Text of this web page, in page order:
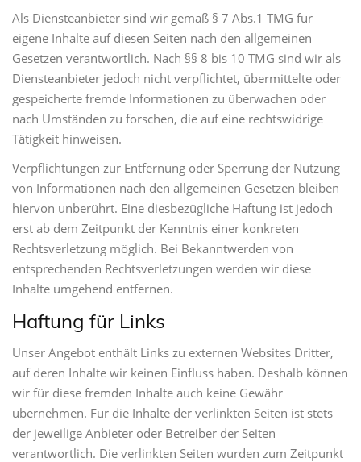
Als Diensteanbieter sind wir gemäß § 7 Abs.1 TMG für
eigene Inhalte auf diesen Seiten nach den allgemeinen
Gesetzen verantwortlich. Nach §§ 8 bis 10 TMG sind wir als
Diensteanbieter jedoch nicht verpflichtet, übermittelte oder
gespeicherte fremde Informationen zu überwachen oder
nach Umständen zu forschen, die auf eine rechtswidrige
Tätigkeit hinweisen.
Verpflichtungen zur Entfernung oder Sperrung der Nutzung
von Informationen nach den allgemeinen Gesetzen bleiben
hiervon unberührt. Eine diesbezügliche Haftung ist jedoch
erst ab dem Zeitpunkt der Kenntnis einer konkreten
Rechtsverletzung möglich. Bei Bekanntwerden von
entsprechenden Rechtsverletzungen werden wir diese
Inhalte umgehend entfernen.
Haftung für Links
Unser Angebot enthält Links zu externen Websites Dritter,
auf deren Inhalte wir keinen Einfluss haben. Deshalb können
wir für diese fremden Inhalte auch keine Gewähr
übernehmen. Für die Inhalte der verlinkten Seiten ist stets
der jeweilige Anbieter oder Betreiber der Seiten
verantwortlich. Die verlinkten Seiten wurden zum Zeitpunkt